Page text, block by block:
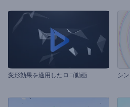
変形効果を適用したロゴ動画 シ